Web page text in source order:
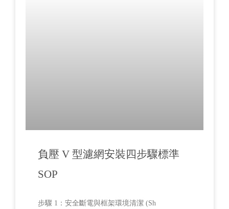
負壓 V 型濾網安裝四步驟標準
SOP
步驟 1：安全斷電與框架環境清潔 (Sh